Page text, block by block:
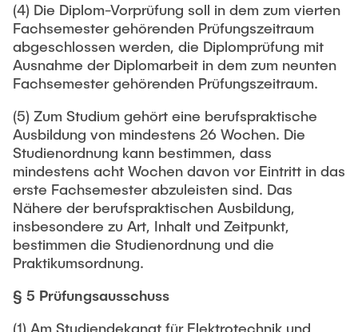
(4) Die Diplom-Vorprüfung soll in dem zum vierten
Fachsemester gehörenden Prüfungszeitraum
abgeschlossen werden, die Diplomprüfung mit
Ausnahme der Diplomarbeit in dem zum neunten
Fachsemester gehörenden Prüfungszeitraum.
(5) Zum Studium gehört eine berufspraktische
Ausbildung von mindestens 26 Wochen. Die
Studienordnung kann bestimmen, dass
mindestens acht Wochen davon vor Eintritt in das
erste Fachsemester abzuleisten sind. Das
Nähere der berufspraktischen Ausbildung,
insbesondere zu Art, Inhalt und Zeitpunkt,
bestimmen die Studienordnung und die
Praktikumsordnung.
§ 5 Prüfungsausschuss
(1) Am Studiendekanat für Elektrotechnik und